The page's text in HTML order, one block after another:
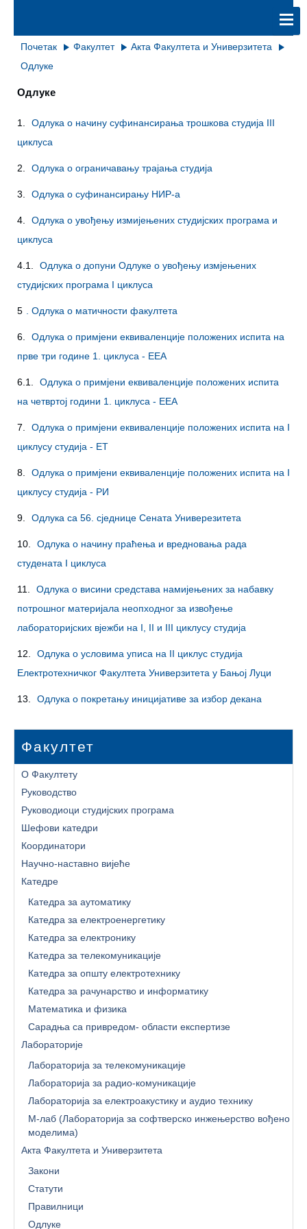
Почетак Факултет
Акта Факултета и Универзитета
Одлуке
Одлуке
1.
Одлука о начину суфинансирања трошкова студија III
циклуса
2. Одлука о ограничавању трајања студија
3. Одлука о суфинансирању НИР-а
4.
Одлука о увођењу измијењених студијских програма и
циклуса
4.1.
Одлука о допуни Одлуке о увођењу измјењених
студијских програма I циклуса
5 . Одлука о матичности факултета
6.
Одлука о примјени еквиваленције положених испита на
прве три године 1. циклуса - EEА
6.1.
Одлука о примјени еквиваленције положених испита
на четвртој години 1. циклуса - EEА
7.
Одлука о примјени еквиваленције положених испита на I
циклусу студија - ЕТ
8.
Одлука о примјени еквиваленције положених испита на I
циклусу студија - РИ
9. Одлука са 56. сједнице Сената Универезитета
10.
Одлука о начину праћења и вредновања рада
студената I циклуса
11.
Одлука о висини средстава намијењених за набавку
потрошног материјала неопходног за извођење
лабораторијских вјежби на I, II и III циклусу студија
12.
Одлука о условима уписа на II циклус студија
Електротехничког Факултета Универзитета у Бањој Луци
13. Одлука о покретању иницијативе за избор декана
Факултет
О Факултету
Руководство
Руководиоци студијских програма
Шефови катедри
Координатори
Научно-наставно вијеће
Катедре
Катедра за аутоматику
Катедра за електроенергетику
Катедра за електронику
Катедра за телекомуникације
Катедра за општу електротехнику
Катедра за рачунарство и информатику
Математика и физика
Сарадња са привредом- области експертизе
Лабораторије
Лабораторија за телекомуникације
Лабораторија за радио-комуникације
Лабораторија за електроакустику и аудио технику
М-лаб (Лабораторија за софтверско инжењерство вођено
моделима)
Акта Факултета и Универзитета
Закони
Статути
Правилници
Одлуке